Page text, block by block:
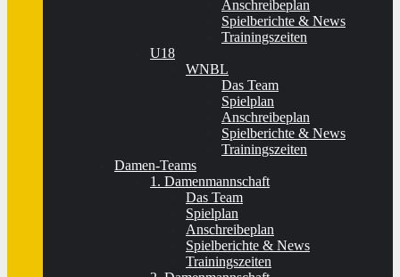
Anschreibeplan
Spielberichte & News
Trainingszeiten
U18
WNBL
Das Team
Spielplan
Anschreibeplan
Spielberichte & News
Trainingszeiten
Damen-Teams
1. Damenmannschaft
Das Team
Spielplan
Anschreibeplan
Spielberichte & News
Trainingszeiten